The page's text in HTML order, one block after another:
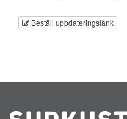
Beställ uppdateringslänk